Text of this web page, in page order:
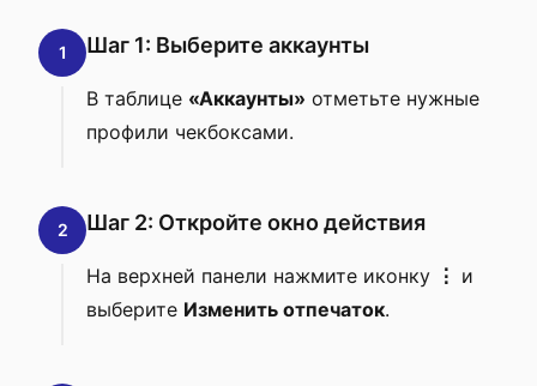
1 Шаг 1: Выберите аккаунты
В таблице «Аккаунты» отметьте нужные
профили чекбоксами.
2 Шаг 2: Откройте окно действия
На верхней панели нажмите иконку ⋮ и
выберите Изменить отпечаток.